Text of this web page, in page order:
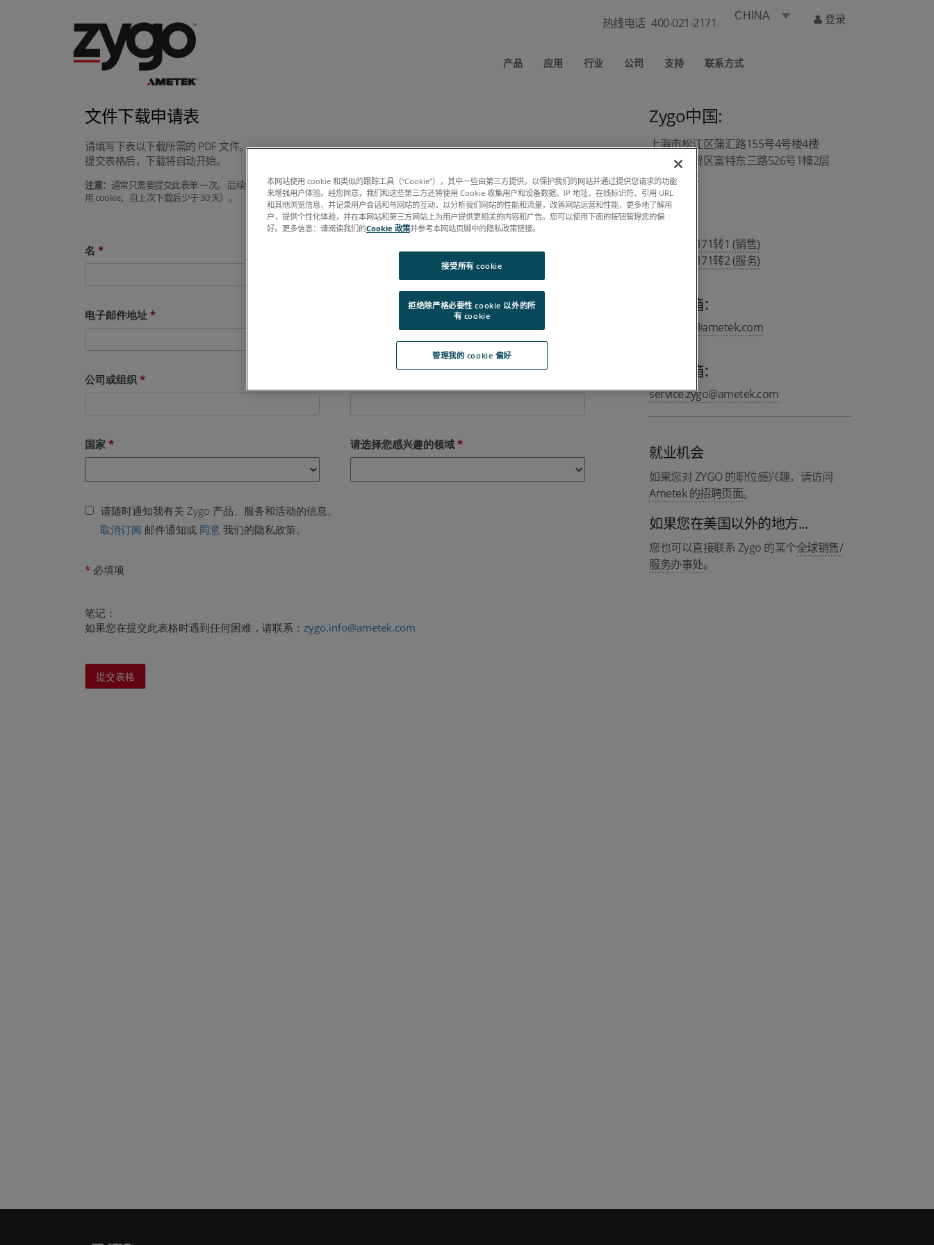
热线电话 400-021-2171 CHINA 登录
产品 应用 行业 公司 支持 联系方式
Zygo中国:
上海市松江区蒲汇路155号4号楼4楼
上海市自贸区富特东三路526号1幢2层
A1/A4部位
热线 :
400 021 2171转1 (销售)
400 021 2171转2 (服务)
销售邮箱：
info.zygo@ametek.com
服务邮箱：
service.zygo@ametek.com
就业机会
如果您对 ZYGO 的职位感兴趣，请访问
Ametek 的招聘页面。
如果您在美国以外的地方...
您也可以直接联系 Zygo 的某个全球销售/
服务办事处。
文件下载申请表
请填写下表以下载所需的 PDF 文件。
提交表格后，下载将自动开始。
注意： 通常只需要提交此表单 一次。 后续尝试下载手册或规范 PDF 时应绕过此表单（要求：相同的浏览器、相同的计算机、允许使
用 cookie，自上次下载后少于 30 天）。
本网站使用 cookie 和类似的跟踪工具（“Cookie”），其中一些由第三方提供，以保护我们的网站并通过提供您请求的功能
来增强用户体验。经您同意，我们和这些第三方还将使用 Cookie 收集用户和设备数据、IP 地址、在线标识符、引用 URL
和其他浏览信息，并记录用户会话和与网站的互动，以分析我们网站的性能和流量，改善网站运营和性能，更多地了解用
户，提供个性化体验，并在本网站和第三方网站上为用户提供更相关的内容和广告。您可以使用下面的按钮管理您的偏
好。更多信息：请阅读我们的Cookie 政策并参考本网站页脚中的隐私政策链接。
管理我的 cookie 偏好
拒绝除严格必要性 cookie 以外的所
有 cookie
接受所有 cookie